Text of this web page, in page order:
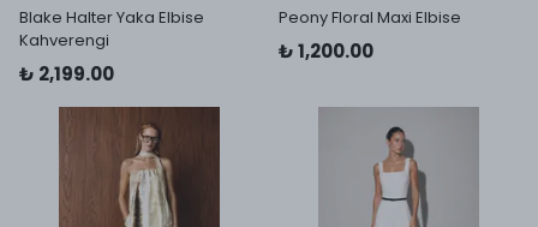
Blake Halter Yaka Elbise
Kahverengi
₺ 2,199.00
Peony Floral Maxi Elbise
₺ 1,200.00